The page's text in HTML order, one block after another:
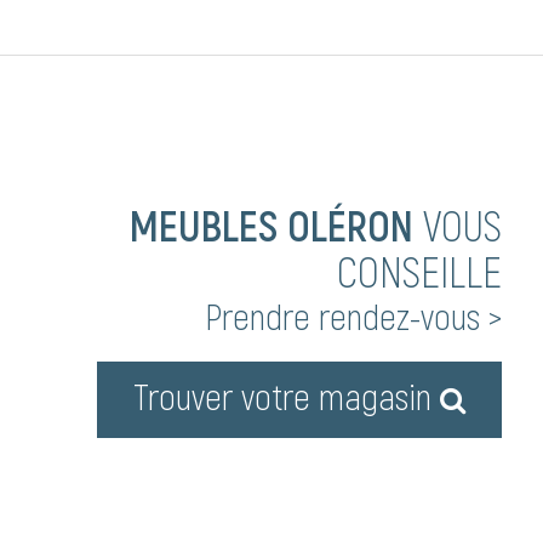
MEUBLES OLÉRON VOUS
CONSEILLE
Prendre rendez-vous >
Trouver votre magasin